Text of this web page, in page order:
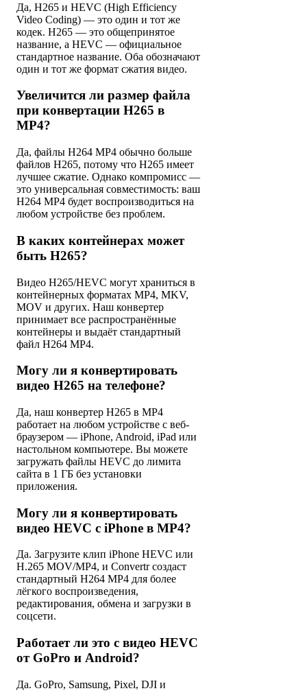
Да, H265 и HEVC (High Efficiency
Video Coding) — это один и тот же
кодек. H265 — это общепринятое
название, а HEVC — официальное
стандартное название. Оба обозначают
один и тот же формат сжатия видео.
Увеличится ли размер файла
при конвертации H265 в
MP4?
Да, файлы H264 MP4 обычно больше
файлов H265, потому что H265 имеет
лучшее сжатие. Однако компромисс —
это универсальная совместимость: ваш
H264 MP4 будет воспроизводиться на
любом устройстве без проблем.
В каких контейнерах может
быть H265?
Видео H265/HEVC могут храниться в
контейнерных форматах MP4, MKV,
MOV и других. Наш конвертер
принимает все распространённые
контейнеры и выдаёт стандартный
файл H264 MP4.
Могу ли я конвертировать
видео H265 на телефоне?
Да, наш конвертер H265 в MP4
работает на любом устройстве с веб-
браузером — iPhone, Android, iPad или
настольном компьютере. Вы можете
загружать файлы HEVC до лимита
сайта в 1 ГБ без установки
приложения.
Могу ли я конвертировать
видео HEVC с iPhone в MP4?
Да. Загрузите клип iPhone HEVC или
H.265 MOV/MP4, и Convertr создаст
стандартный H264 MP4 для более
лёгкого воспроизведения,
редактирования, обмена и загрузки в
соцсети.
Работает ли это с видео HEVC
от GoPro и Android?
Да. GoPro, Samsung, Pixel, DJI и